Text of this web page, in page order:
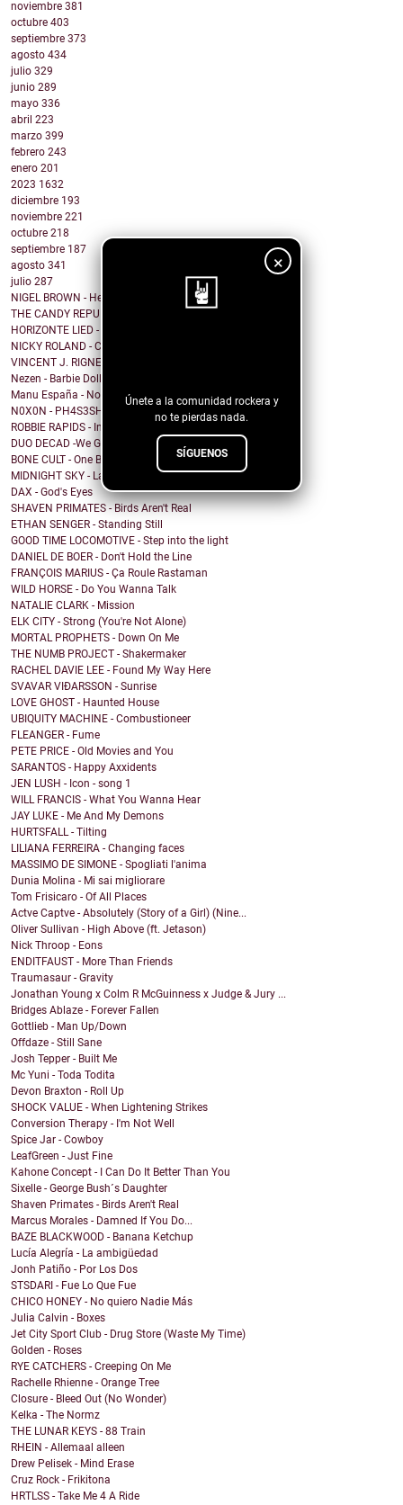
×
Únete a la comunidad rockera y
no te pierdas nada.
SÍGUENOS
noviembre 381
octubre 403
septiembre 373
agosto 434
julio 329
junio 289
mayo 336
abril 223
marzo 399
febrero 243
enero 201
2023 1632
diciembre 193
noviembre 221
octubre 218
septiembre 187
agosto 341
julio 287
NIGEL BROWN - Here Comes The Truth
THE CANDY REPUBLIC - I do not write love songs
HORIZONTE LIED - Memorias de Crónicas Futuras [Rem...
NICKY ROLAND - Carried Away
VINCENT J. RIGNEY - Beautiful Human
Nezen - Barbie Doll
Manu España - No me importa cómo voy a acabar
N0X0N - PH4S3SH1FT
ROBBIE RAPIDS - In Our House
DUO DECAD -We Got It All Worked Out
BONE CULT - One By One
MIDNIGHT SKY - Last Hope for the Modern World
DAX - God's Eyes
SHAVEN PRIMATES - Birds Aren't Real
ETHAN SENGER - Standing Still
GOOD TIME LOCOMOTIVE - Step into the light
DANIEL DE BOER - Don't Hold the Line
FRANÇOIS MARIUS - Ça Roule Rastaman
WILD HORSE - Do You Wanna Talk
NATALIE CLARK - Mission
ELK CITY - Strong (You're Not Alone)
MORTAL PROPHETS - Down On Me
THE NUMB PROJECT - Shakermaker
RACHEL DAVIE LEE - Found My Way Here
SVAVAR VIÐARSSON - Sunrise
LOVE GHOST - Haunted House
UBIQUITY MACHINE - Combustioneer
FLEANGER - Fume
PETE PRICE - Old Movies and You
SARANTOS - Happy Axxidents
JEN LUSH - Icon - song 1
WILL FRANCIS - What You Wanna Hear
JAY LUKE - Me And My Demons
HURTSFALL - Tilting
LILIANA FERREIRA - Changing faces
MASSIMO DE SIMONE - Spogliati l'anima
Dunia Molina - Mi sai migliorare
Tom Frisicaro - Of All Places
Actve Captve - Absolutely (Story of a Girl) (Nine...
Oliver Sullivan - High Above (ft. Jetason)
Nick Throop - Eons
ENDITFAUST - More Than Friends
Traumasaur - Gravity
Jonathan Young x Colm R McGuinness x Judge & Jury ...
Bridges Ablaze - Forever Fallen
Gottlieb - Man Up/Down
Offdaze - Still Sane
Josh Tepper - Built Me
Mc Yuni - Toda Todita
Devon Braxton - Roll Up
SHOCK VALUE - When Lightening Strikes
Conversion Therapy - I'm Not Well
Spice Jar - Cowboy
LeafGreen - Just Fine
Kahone Concept - I Can Do It Better Than You
Sixelle - George Bush´s Daughter
Shaven Primates - Birds Aren't Real
Marcus Morales - Damned If You Do...
BAZE BLACKWOOD - Banana Ketchup
Lucía Alegría - La ambigüedad
Jonh Patiño - Por Los Dos
STSDARI - Fue Lo Que Fue
CHICO HONEY - No quiero Nadie Más
Julia Calvin - Boxes
Jet City Sport Club - Drug Store (Waste My Time)
Golden - Roses
RYE CATCHERS - Creeping On Me
Rachelle Rhienne - Orange Tree
Closure - Bleed Out (No Wonder)
Kelka - The Normz
THE LUNAR KEYS - 88 Train
RHEIN - Allemaal alleen
Drew Pelisek - Mind Erase
Cruz Rock - Frikitona
HRTLSS - Take Me 4 A Ride